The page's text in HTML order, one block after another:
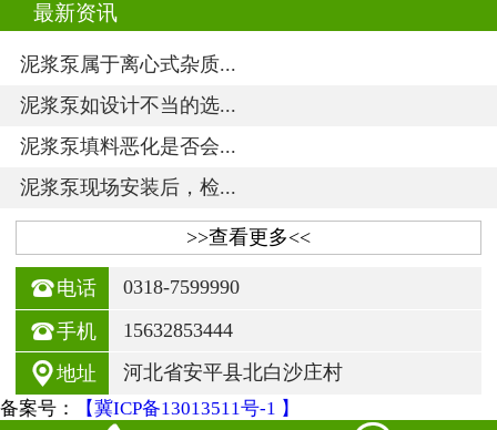
最新资讯
泥浆泵属于离心式杂质...
泥浆泵如设计不当的选...
泥浆泵填料恶化是否会...
泥浆泵现场安装后，检...
>>查看更多<<
电话 0318-7599990
手机 15632853444
地址 河北省安平县北白沙庄村
备案号： 【冀ICP备13013511号-1 】